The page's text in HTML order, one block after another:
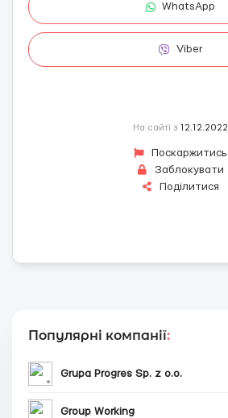
WhatsApp
Viber
На сайті з 12.12.2022
Поскаржитись
Заблокувати
Поділитися
Популярні компанії:
Grupa Progres Sp. z o.o.
Group Working